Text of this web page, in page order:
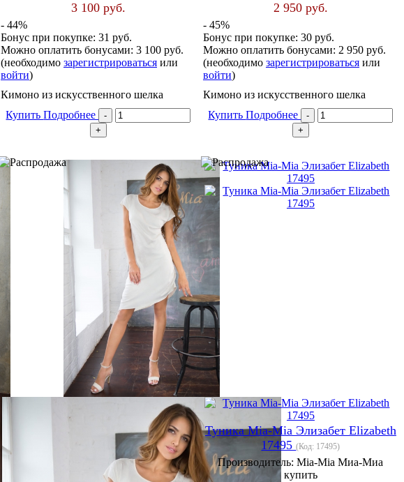
3 100 руб.
- 44%
Бонус при покупке: 31 руб.
Можно оплатить бонусами: 3 100 руб.
(необходимо зарегистрироватьсяили
войти)
Кимоно из искусственного шелка
КупитьПодробнее
2 950 руб.
- 45%
Бонус при покупке: 30 руб.
Можно оплатить бонусами: 2 950 руб.
(необходимо зарегистрироватьсяили
войти)
Кимоно из искусственного шелка
КупитьПодробнее
Туника Mia-Mia Элизабет Elizabeth
17495(Код: 17495)
Производитель:Mia-Mia Миа-Миа
купить